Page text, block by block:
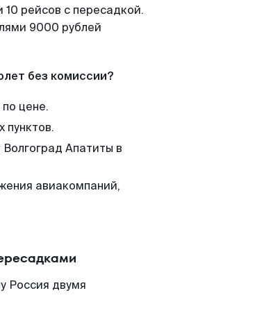
рейсов с пересадкой.
9000 рублей
без комиссии?
цене.
пунктов.
Апатиты в
авиакомпаний,
Россия двумя